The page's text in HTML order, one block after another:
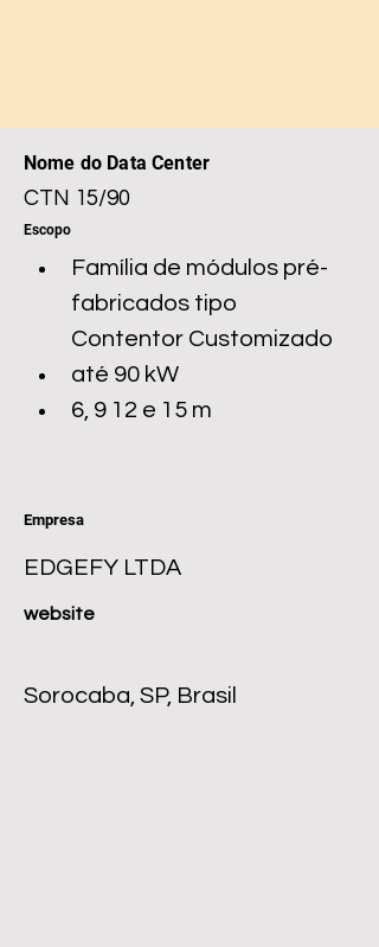
Nome do Data Center
CTN 15/90
Escopo
Família de módulos pré-
fabricados tipo
Contentor Customizado
até 90 kW
6, 9 12 e 15 m
Empresa
EDGEFY LTDA
website
Sorocaba, SP, Brasil